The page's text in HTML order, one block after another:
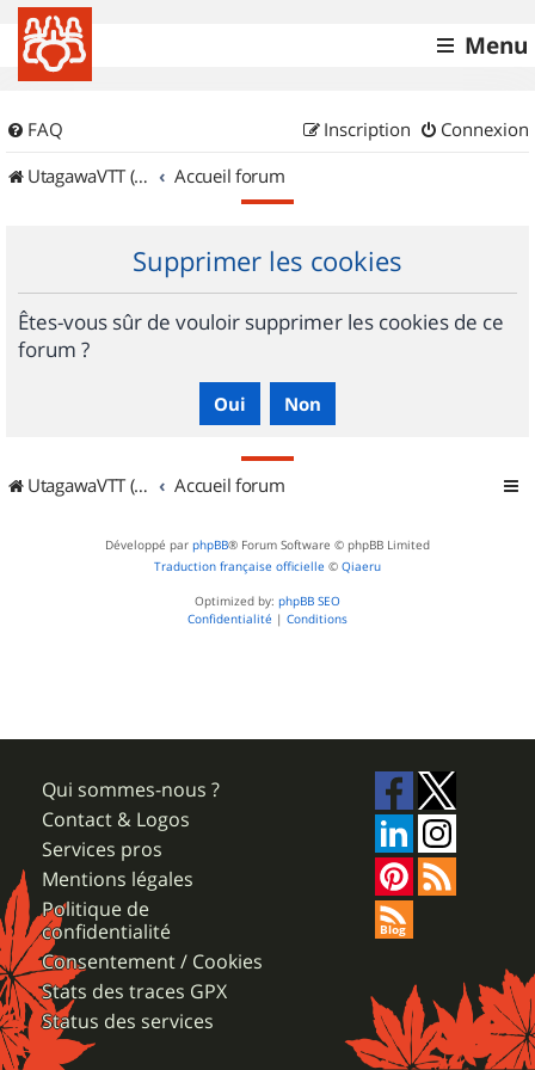
Menu
FAQ Connexion
Inscription
UtagawaVTT (Randos VTT et VTTAE avec traces GPS)
Accueil forum
Supprimer les cookies
Êtes-vous sûr de vouloir supprimer les cookies de ce
forum ?
UtagawaVTT (Randos VTT et VTTAE avec traces GPS) Accueil forum
Développé par phpBB® Forum Software © phpBB Limited
Traduction française officielle © Qiaeru
Optimized by: phpBB SEO
Confidentialité | Conditions
Qui sommes-nous ?
Contact & Logos
Services pros
Mentions légales
Politique de
confidentialité
Consentement / Cookies
Stats des traces GPX
Status des services